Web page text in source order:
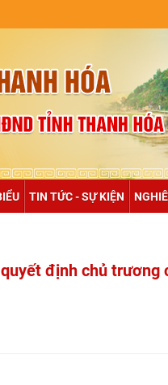
TIN TỨC - SỰ KIỆN
định chủ trương